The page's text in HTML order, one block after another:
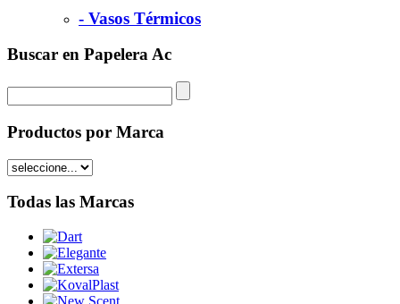
- Vasos Térmicos
Buscar en Papelera Ac
Productos por Marca
Todas las Marcas